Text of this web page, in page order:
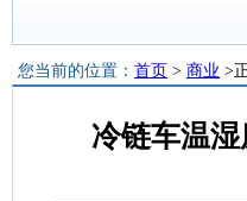
您当前的位置： 首页 > 商业 >
冷链车温